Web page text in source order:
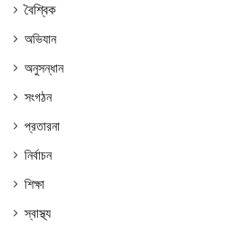
বৈশ্বিক
অভিযান
অনুসন্ধান
সংগঠন
প্রতারনা
নির্বাচন
শিক্ষা
স্বাস্থ্য